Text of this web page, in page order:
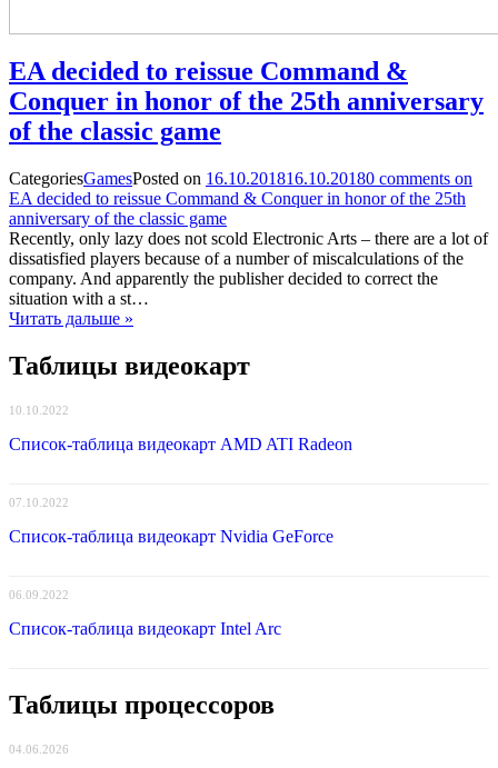
EA decided to reissue Command &
Conquer in honor of the 25th anniversary
of the classic game
CategoriesGamesPosted on 16.10.201816.10.20180 comments on
EA decided to reissue Command & Conquer in honor of the 25th
anniversary of the classic game
Recently, only lazy does not scold Electronic Arts – there are a lot of
dissatisfied players because of a number of miscalculations of the
company. And apparently the publisher decided to correct the
situation with a st…
Читать дальше »
Таблицы видеокарт
10.10.2022
Список-таблица видеокарт AMD ATI Radeon
07.10.2022
Список-таблица видеокарт Nvidia GeForce
06.09.2022
Список-таблица видеокарт Intel Arc
Таблицы процессоров
04.06.2026